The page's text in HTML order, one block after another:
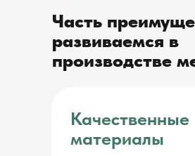
Часть
развиваемся в
производстве
Качественные
материалы